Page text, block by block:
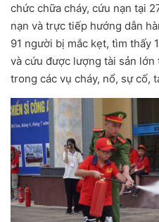
chức chữa cháy, cứu nạn tại
nạn và trực tiếp hướng dẫn
91 người bị mắc kẹt, tìm thấy
và cứu được lượng tài sản lớn
trong các vụ cháy, nổ, sự cố,